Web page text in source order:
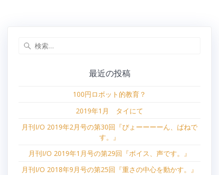
最近の投稿
100円ロボット的教育？
2019年1月 タイにて
月刊I/O 2019年2月号の第30回『びょーーーーん、ばねで
す。』
月刊I/O 2019年1月号の第29回『ボイス、声です。』
月刊I/O 2018年9月号の第25回『重さの中心を動かす。』